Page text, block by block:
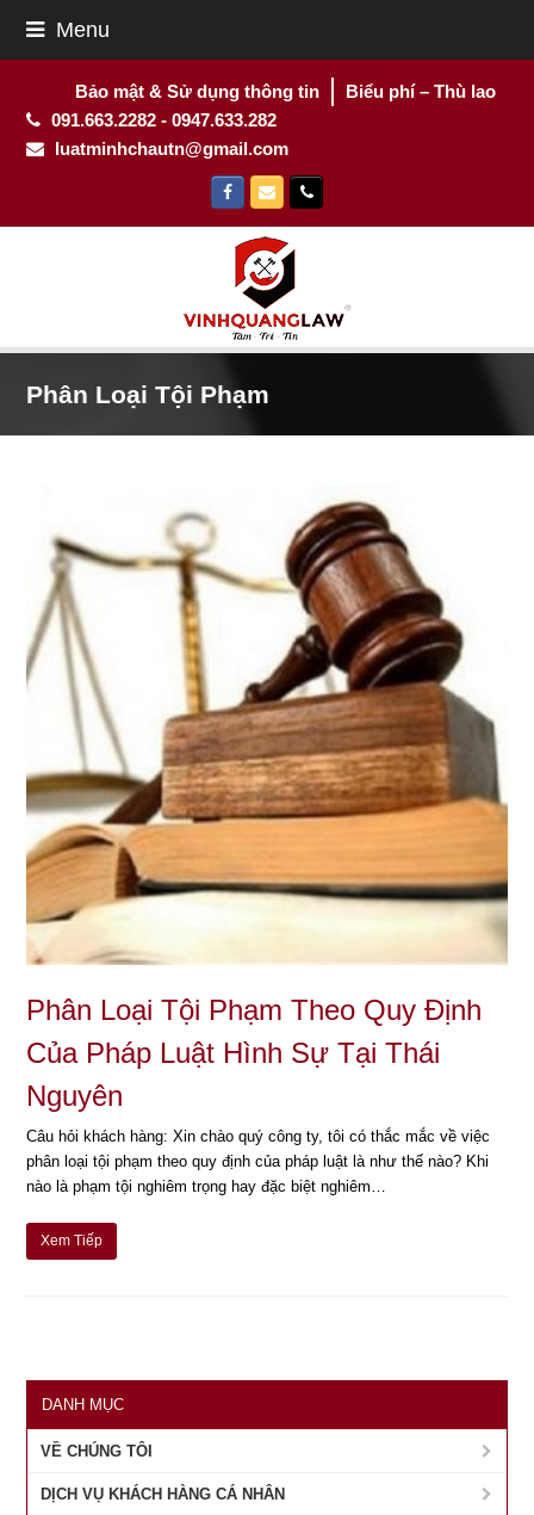
Menu
Bảo mật & Sử dụng thông tin
Biểu phí – Thù lao
091.663.2282 - 0947.633.282
luatminhchautn@gmail.com
Facebook
EmailPhone
Phân Loại Tội Phạm
Phân Loại Tội Phạm Theo Quy Định
Của Pháp Luật Hình Sự Tại Thái
Nguyên
Câu hỏi khách hàng: Xin chào quý công ty, tôi có thắc mắc về việc
phân loại tội phạm theo quy định của pháp luật là như thế nào? Khi
nào là phạm tội nghiêm trọng hay đặc biệt nghiêm…
Xem Tiếp
DANH MỤC
VỀ CHÚNG TÔI
DỊCH VỤ KHÁCH HÀNG CÁ NHÂN